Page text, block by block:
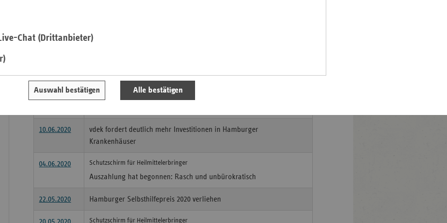
Chat (Drittanbieter)
Auswahl bestätigen Alle bestätigen
Thüringen
04.08.2020
Corona: Gesetzliche Krankenkassen, Ärzte und Zahnärzte fordern
14.07.2020
Krankenkassen unterstützen Hamburger Hospizdienste mit knapp
10.06.2020
vdek fordert deutlich mehr Investitionen in Hamburger
Krankenhäuser
04.06.2020 Schutzschirm für Heilmittelerbringer
Auszahlung hat begonnen: Rasch und unbürokratisch
22.05.2020 Hamburger Selbsthilfepreis 2020 verliehen
Schutzschirm für Heilmittelerbringer